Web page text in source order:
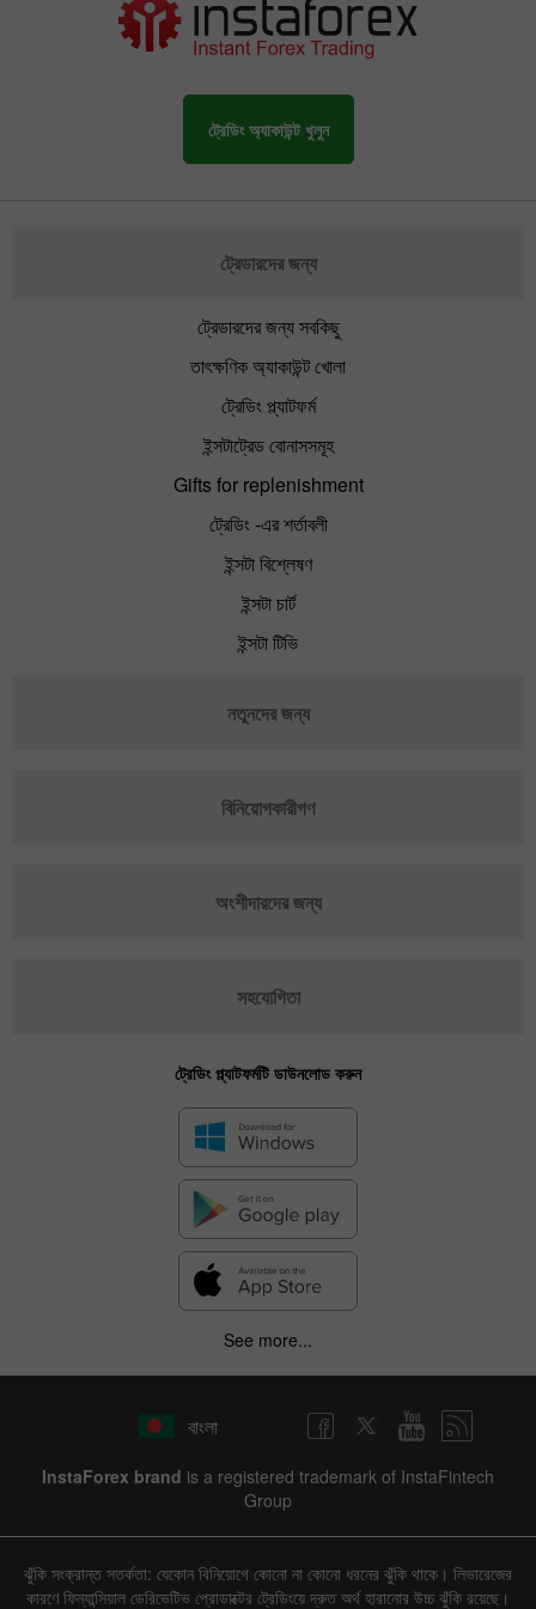
ট্রেডিং অ্যাকাউন্ট খুলুন
ট্রেডারদের জন্য
ট্রেডারদের জন্য সবকিছু
তাৎক্ষণিক অ্যাকাউন্ট খোলা
ট্রেডিং প্ল্যাটফর্ম
ইন্সটাট্রেড বোনাসসমূহ
Gifts for replenishment
ট্রেডিং -এর শর্তাবলী
ইন্সটা বিশ্লেষণ
ইন্সটা চার্ট
ইন্সটা টিভি
নতুনদের জন্য
বিনিয়োগকারীগণ
অংশীদারদের জন্য
সহযোগিতা
ট্রেডিং প্ল্যাটফর্মটি ডাউনলোড করুন
See more...
বাংলা
InstaForex brand is a registered trademark of InstaFintech
Group
ঝুঁকি সংক্রান্ত সতর্কতা: যেকোন বিনিয়োগে কোনো না কোনো ধরনের ঝুঁকি থাকে। লিভারেজের
কারণে ফিন্যান্সিয়াল ডেরিভেটিভ প্রোডাক্টের ট্রেডিংয়ে দ্রুত অর্থ হারানোর উচ্চ ঝুঁকি রয়েছে।